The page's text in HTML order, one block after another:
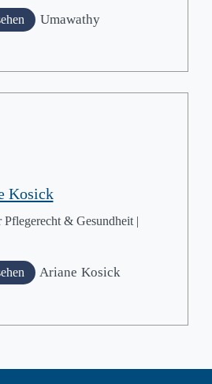
Umawathy
Kosick
& Gesundheit |
Ariane Kosick